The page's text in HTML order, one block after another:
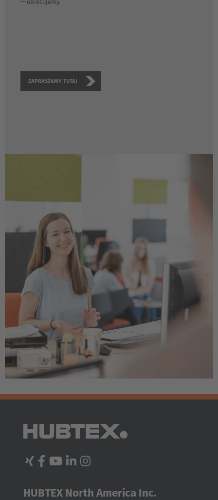
AMERICA
Brasil
Português
United States
English
ASIA/PACIFIC
Australia
English
Japan
Türkiye
— obiecujemy.
ZAPRASZAMY TUTAJ
HUBTEX North America Inc.